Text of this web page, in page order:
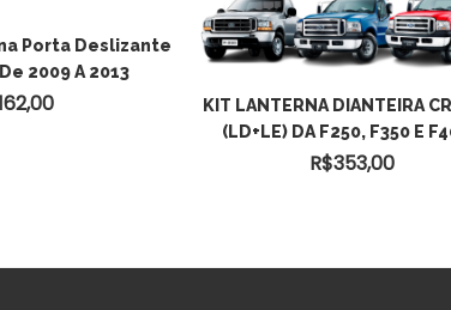
Porta Deslizante
2009 A 2013
KIT LANTERNA DIANTEIRA
(LD+LE) DA F250, F350 E
R$353,00